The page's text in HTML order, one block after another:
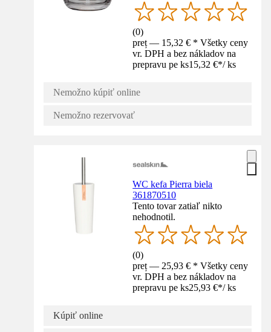
(0)
preț — 15,32 € * Všetky ceny
vr. DPH a bez nákladov na
prepravu pe ks15,32 €*/ ks
Nemožno kúpiť online
Nemožno rezervovať
WC kefa Pierra biela
361870510
Tento tovar zatiaľ nikto
nehodnotil.
(0)
preț — 25,93 € * Všetky ceny
vr. DPH a bez nákladov na
prepravu pe ks25,93 €*/ ks
Kúpiť online